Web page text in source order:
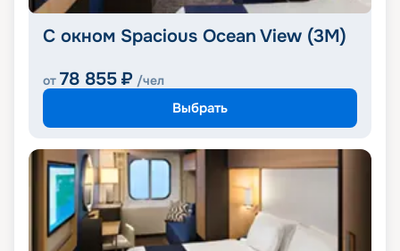
С окном Spacious Ocean View (3M)
от 78 855 ₽ /чел
Выбрать